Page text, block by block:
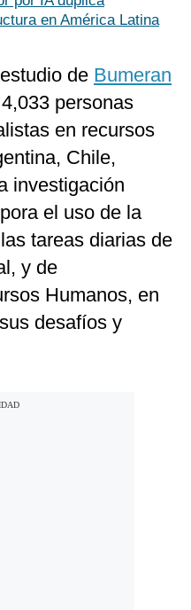
en América Latina
de Bumeran
personas
en recursos
Chile,
investigación
el uso de la
tareas diarias de
y de
Humanos, en
desafíos y